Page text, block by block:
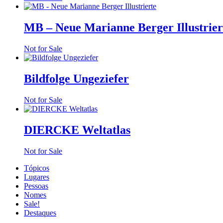
MB – Neue Marianne Berger
Not for Sale
Bildfolge Ungeziefer
Not for Sale
DIERCKE Weltatlas
Not for Sale
Tópicos
Lugares
Pessoas
Nomes
Sale!
Destaques